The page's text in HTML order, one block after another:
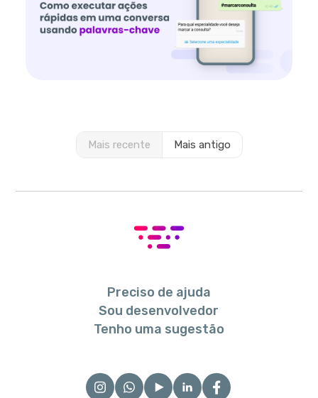
Mais recente Mais antigo
Preciso de ajuda
Sou desenvolvedor
Tenho uma sugestão